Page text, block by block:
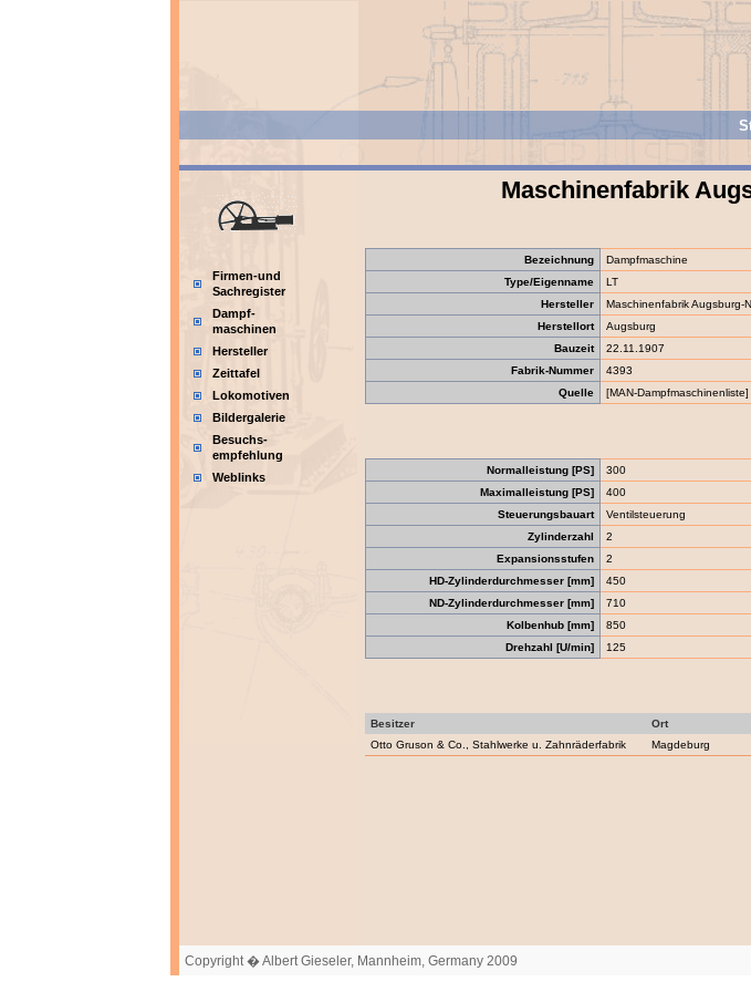
Firmen-und
Sachregister
Dampf-
maschinen
Hersteller
Zeittafel
Lokomotiven
Bildergalerie
Besuchs-
empfehlung
Weblinks
Maschinenfabrik
Bezeichnung
Dampfmaschine
Type/Eigenname
LT
Hersteller
Maschinenfabrik Augsburg-
Herstellort
Augsburg
Bauzeit
22.11.1907
Fabrik-Nummer
4393
Quelle
[MAN-Dampfmaschinenliste]
Normalleistung [PS]
300
Maximalleistung [PS]
400
Steuerungsbauart
Ventilsteuerung
Zylinderzahl
2
Expansionsstufen
2
HD-Zylinderdurchmesser [mm]
450
ND-Zylinderdurchmesser [mm]
710
Kolbenhub [mm]
850
Drehzahl [U/min]
125
Besitzer Ort
Otto Gruson & Co., Stahlwerke u. Zahnräderfabrik
Magdeburg
Copyright � Albert Gieseler, Mannheim, Germany 2009